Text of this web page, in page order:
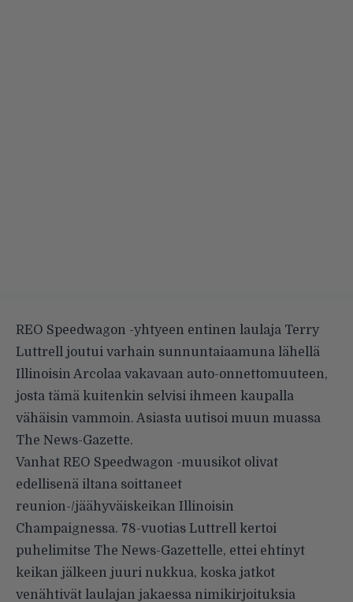
REO Speedwagon -yhtyeen entinen laulaja Terry
Luttrell joutui varhain sunnuntaiaamuna lähellä
Illinoisin Arcolaa vakavaan auto-onnettomuuteen,
josta tämä kuitenkin selvisi ihmeen kaupalla
vähäisin vammoin. Asiasta uutisoi muun muassa
The News-Gazette.
Vanhat REO Speedwagon -muusikot olivat
edellisenä iltana soittaneet
reunion-/jäähyväiskeikan Illinoisin
Champaignessa. 78-vuotias Luttrell kertoi
puhelimitse The News-Gazettelle, ettei ehtinyt
keikan jälkeen juuri nukkua, koska jatkot
venähtivät laulajan jakaessa nimikirjoituksia